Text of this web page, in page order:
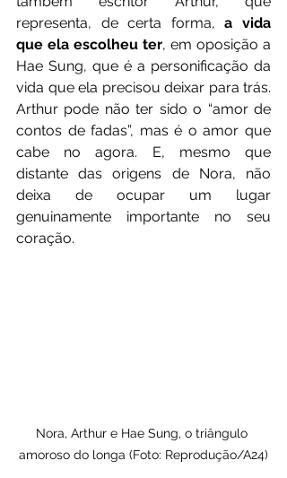
representa, de certa forma, a vida
que ela escolheu ter, em oposição a
Hae Sung, que é a personificação da
vida que ela precisou deixar para trás.
Arthur pode não ter sido o “amor de
contos de fadas”, mas é o amor que
cabe no agora. E, mesmo que
distante das origens de Nora, não
deixa de ocupar um lugar
genuinamente importante no seu
coração.
Nora, Arthur e Hae Sung, o triângulo
amoroso do longa (Foto: Reprodução/A24)